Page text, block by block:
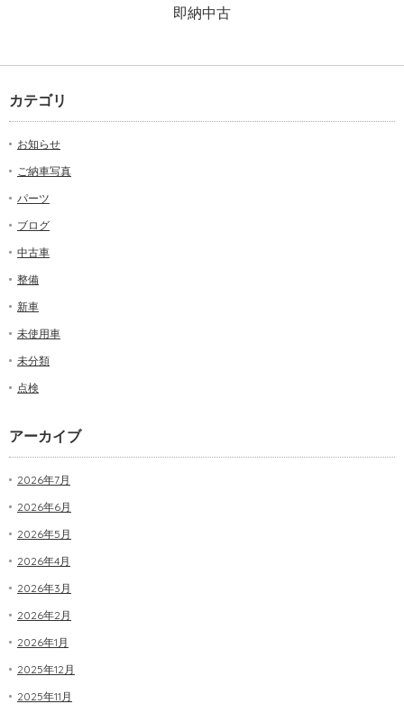
即納中古
カテゴリ
お知らせ
ご納車写真
パーツ
ブログ
中古車
整備
新車
未使用車
未分類
点検
アーカイブ
2026年7月
2026年6月
2026年5月
2026年4月
2026年3月
2026年2月
2026年1月
2025年12月
2025年11月